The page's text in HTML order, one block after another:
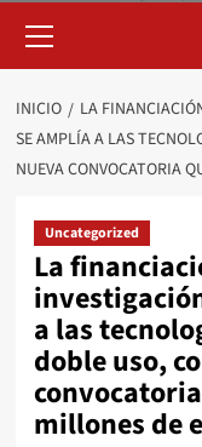
primario
INICIO
LA
SE AMPLÍA A LAS
NUEVA CONVOCATORIA
Uncategorized
La
a las
doble uso,
millones de